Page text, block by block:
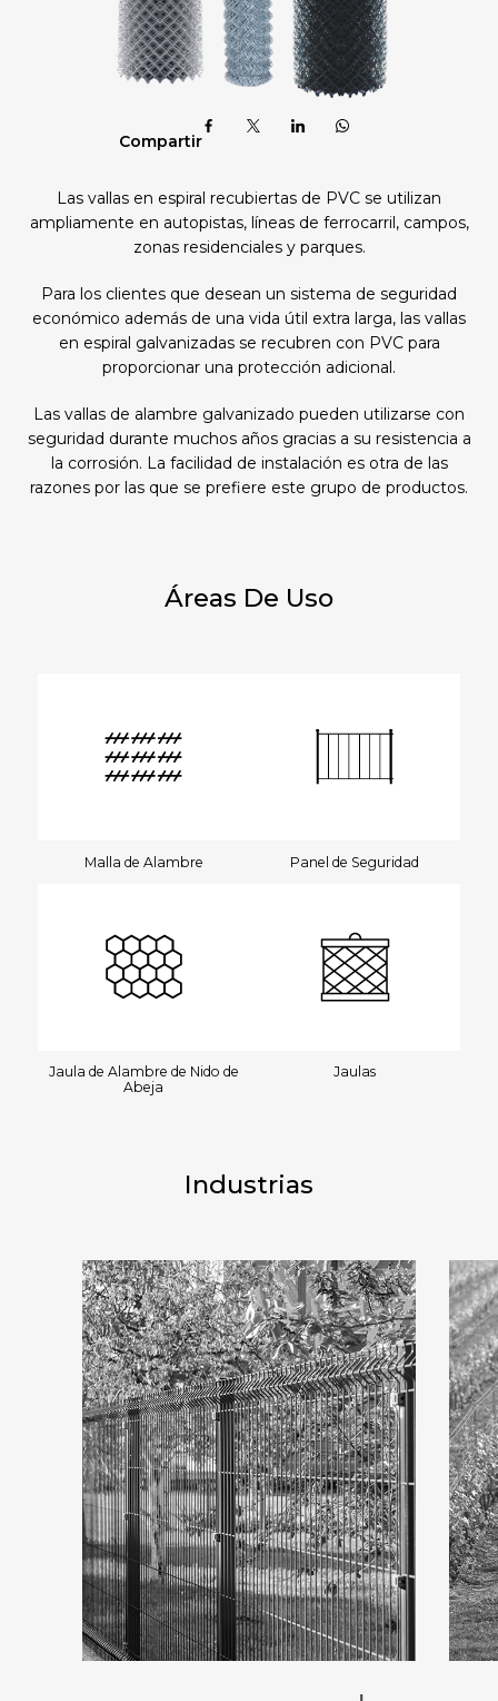
Compartir
Las vallas en espiral recubiertas de PVC se utilizan
ampliamente en autopistas, líneas de ferrocarril, campos,
zonas residenciales y parques.
Para los clientes que desean un sistema de seguridad
económico además de una vida útil extra larga, las vallas
en espiral galvanizadas se recubren con PVC para
proporcionar una protección adicional.
Las vallas de alambre galvanizado pueden utilizarse con
seguridad durante muchos años gracias a su resistencia a
la corrosión. La facilidad de instalación es otra de las
razones por las que se prefiere este grupo de productos.
Áreas De Uso
Malla de Alambre Panel de Seguridad
Jaula de Alambre de Nido de
Abeja
Jaulas
Industrias